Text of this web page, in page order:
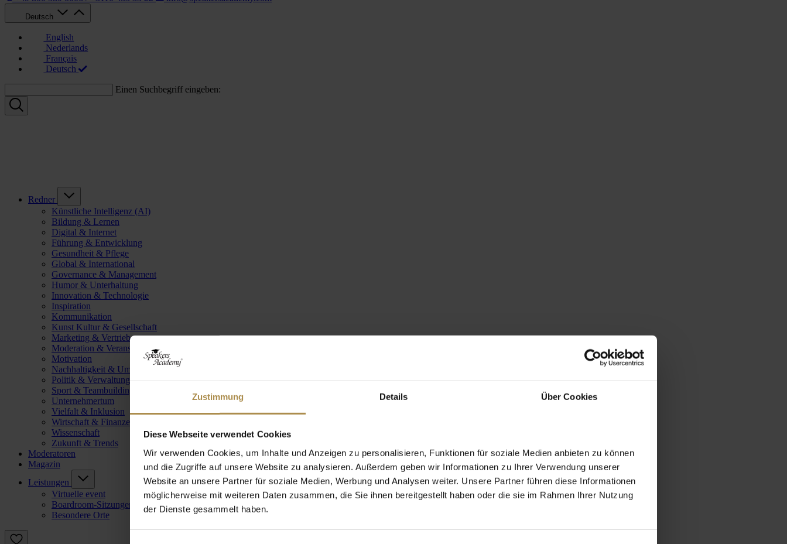
Zustimmung Details Über Cookies
Diese Webseite verwendet Cookies
Wir verwenden Cookies, um Inhalte und Anzeigen zu personalisieren, Funktionen für soziale Medien anbieten zu können
und die Zugriffe auf unsere Website zu analysieren. Außerdem geben wir Informationen zu Ihrer Verwendung unserer
Website an unsere Partner für soziale Medien, Werbung und Analysen weiter. Unsere Partner führen diese Informationen
möglicherweise mit weiteren Daten zusammen, die Sie ihnen bereitgestellt haben oder die sie im Rahmen Ihrer Nutzung
der Dienste gesammelt haben.
Deutsch
English
Nederlands
Français
Deutsch
Einen Suchbegriff eingeben:
Redner
Künstliche Intelligenz (AI)
Bildung & Lernen
Digital & Internet
Führung & Entwicklung
Gesundheit & Pflege
Global & International
Governance & Management
Humor & Unterhaltung
Innovation & Technologie
Inspiration
Kommunikation
Kunst Kultur & Gesellschaft
Marketing & Vertrieb
Moderation & Veranstaltungsleitung
Motivation
Nachhaltigkeit & Umwelt
Politik & Verwaltung
Sport & Teambuilding
Unternehmertum
Vielfalt & Inklusion
Wirtschaft & Finanzen
Wissenschaft
Zukunft & Trends
Moderatoren
Magazin
Leistungen
Virtuelle event
Boardroom-Sitzungen
Besondere Orte